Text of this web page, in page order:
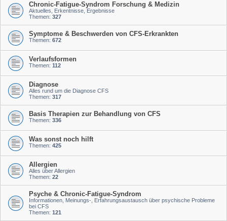
Chronic-Fatigue-Syndrom Forschung & Medizin
Aktuelles, Erkentnisse, Ergebnisse
Themen: 327
Symptome & Beschwerden von CFS-Erkrankten
Themen: 672
Verlaufsformen
Themen: 112
Diagnose
Alles rund um die Diagnose CFS
Themen: 317
Basis Therapien zur Behandlung von CFS
Themen: 336
Was sonst noch hilft
Themen: 425
Allergien
Alles über Allergien
Themen: 22
Psyche & Chronic-Fatigue-Syndrom
Informationen, Meinungs-, Erfahrungsaustausch über psychische Probleme
bei CFS
Themen: 121